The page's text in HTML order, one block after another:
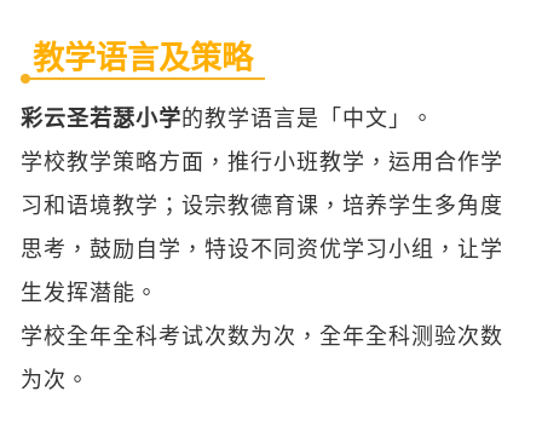
教学语言及策略
彩云圣若瑟小学的教学语言是「中文」。
学校教学策略方面，推行小班教学，运用合作学
习和语境教学；设宗教德育课，培养学生多角度
思考，鼓励自学，特设不同资优学习小组，让学
生发挥潜能。
学校全年全科考试次数为次，全年全科测验次数
为次。